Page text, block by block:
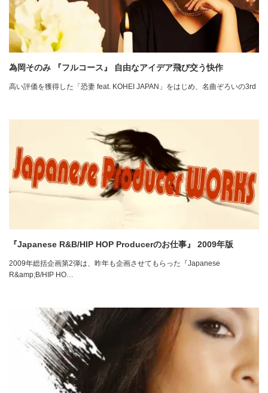
為岡そのみ 『フルコース』 自由なアイデア飛び交う快作
高い評価を獲得した「恐妻 feat. KOHEI JAPAN」をはじめ、名曲ぞろいの3rd
『Japanese R&B/HIP HOP Producerのお仕事』 2009年版
2009年総括企画第2弾は、昨年も企画させてもらった『Japanese
R&amp;B/HIP HO…